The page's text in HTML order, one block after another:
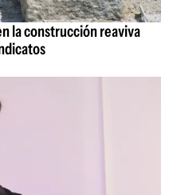
la construcción reaviva